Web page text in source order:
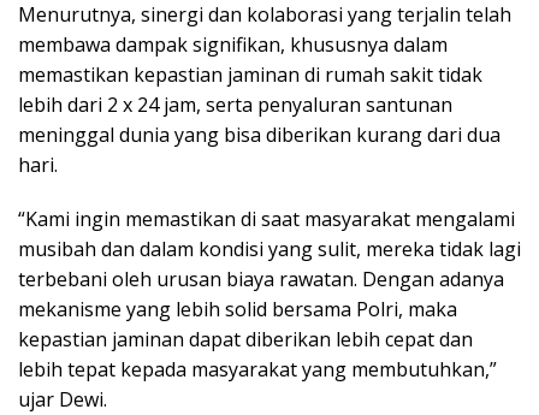
Menurutnya, sinergi dan kolaborasi yang terjalin telah
membawa dampak signifikan, khususnya dalam
memastikan kepastian jaminan di rumah sakit tidak
lebih dari 2 x 24 jam, serta penyaluran santunan
meninggal dunia yang bisa diberikan kurang dari dua
hari.
“Kami ingin memastikan di saat masyarakat mengalami
musibah dan dalam kondisi yang sulit, mereka tidak lagi
terbebani oleh urusan biaya rawatan. Dengan adanya
mekanisme yang lebih solid bersama Polri, maka
kepastian jaminan dapat diberikan lebih cepat dan
lebih tepat kepada masyarakat yang membutuhkan,”
ujar Dewi.